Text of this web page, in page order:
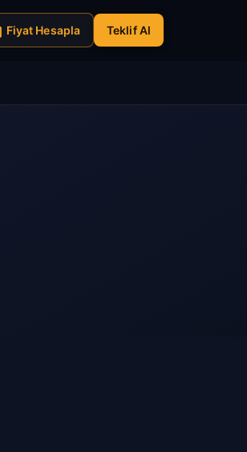
Fiyat Hesapla Teklif Al